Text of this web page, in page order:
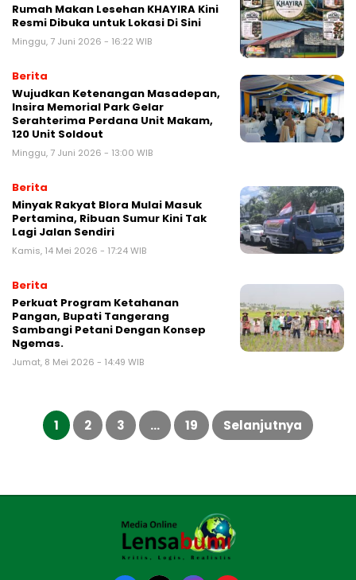
Rumah Makan Lesehan KHAYIRA Kini
Resmi Dibuka untuk Lokasi Di Sini
Minggu, 7 Juni 2026 - 16:22 WIB
Berita
Wujudkan Ketenangan Masadepan,
Insira Memorial Park Gelar
Serahterima Perdana Unit Makam,
120 Unit Soldout
Minggu, 7 Juni 2026 - 13:00 WIB
Berita
Minyak Rakyat Blora Mulai Masuk
Pertamina, Ribuan Sumur Kini Tak
Lagi Jalan Sendiri
Kamis, 14 Mei 2026 - 17:24 WIB
Berita
Perkuat Program Ketahanan
Pangan, Bupati Tangerang
Sambangi Petani Dengan Konsep
Ngemas.
Jumat, 8 Mei 2026 - 14:49 WIB
Paginasi
pos
1 2 3 … 19 Selanjutnya